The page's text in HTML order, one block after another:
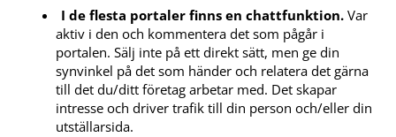
I de flesta portaler finns en chattfunktion. Var
aktiv i den och kommentera det som pågår i
portalen. Sälj inte på ett direkt sätt, men ge din
synvinkel på det som händer och relatera det gärna
till det du/ditt företag arbetar med. Det skapar
intresse och driver trafik till din person och/eller din
utställarsida.